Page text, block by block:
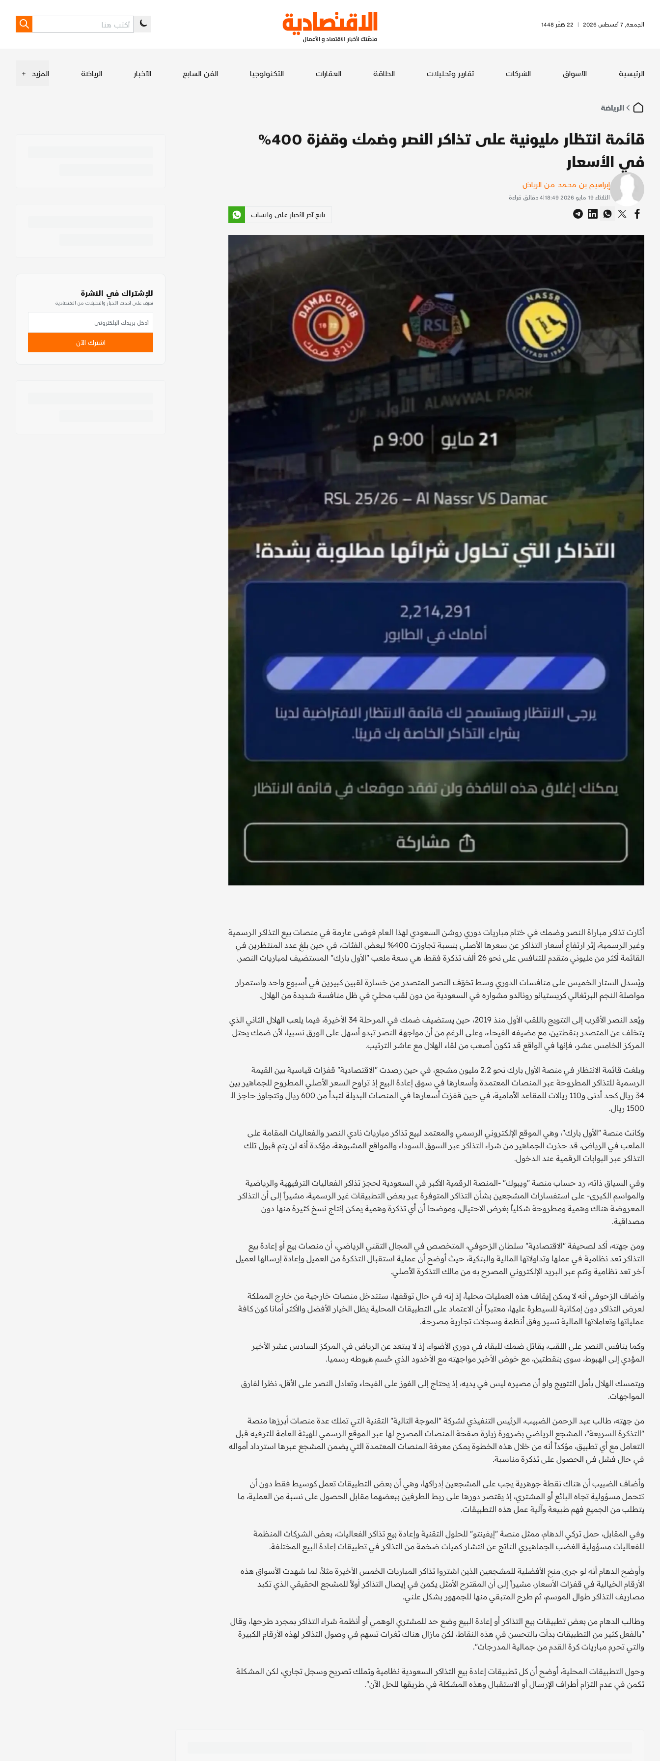
الجمعة, 7 أغسطس 2026 | 22 صَفَر 1448
الرئيسية الأسواق الشركات تقارير وتحليلات الطاقة العقارات التكنولوجيا الفن السابع الأخبار الرياضة المزيد +
الرياضة
قائمة انتظار مليونية على تذاكر النصر وضمك وقفزة 400%
في الأسعار
إبراهيم بن محمد من الرياض
الثلاثاء 19 مايو 2026 18:49 |
4 دقائق قراءة
تابع آخر الأخبار على واتساب
أثارت تذاكر مباراة النصر وضمك في ختام مباريات دوري روشن السعودي لهذا العام فوضى عارمة في منصات بيع التذاكر الرسمية
وغير الرسمية، إثر ارتفاع أسعار التذاكر عن سعرها الأصلي بنسبة تجاوزت 400% لبعض الفئات، في حين بلغ عدد المنتظرين في
القائمة أكثر من مليوني متقدم للتنافس على نحو 26 ألف تذكرة فقط، هي سعة ملعب "الأول بارك" المستضيف لمباريات النصر.
ويُسدل الستار الخميس على منافسات الدوري وسط تخوّف النصر المتصدر من خسارة لقبين كبيرين في أسبوع واحد واستمرار
مواصلة النجم البرتغالي كريستيانو رونالدو مشواره في السعودية من دون لقب محليّ في ظل منافسة شديدة من الهلال.
ويُعد النصر الأقرب إلى التتويج باللقب الأول منذ 2019، حين يستضيف ضمك في المرحلة 34 الأخيرة، فيما يلعب الهلال الثاني الذي
يتخلف عن المتصدر بنقطتين، مع مضيفه الفيحاء، وعلى الرغم من أن مواجهة النصر تبدو أسهل على الورق نسبيا، لأن ضمك يحتل
المركز الخامس عشر، فإنها في الواقع قد تكون أصعب من لقاء الهلال مع عاشر الترتيب.
وبلغت قائمة الانتظار في منصة الأول بارك نحو 2.2 مليون مشجع، في حين رصدت "الاقتصادية" قفزات قياسية بين القيمة
الرسمية للتذاكر المطروحة عبر المنصات المعتمدة وأسعارها في سوق إعادة البيع إذ تراوح السعر الأصلي المطروح للجماهير بين
34 ريال كحد أدنى و110 ريالات للمقاعد الأمامية، في حين قفزت أسعارها في المنصات البديلة لتبدأ من 600 ريال وتتجاوز حاجز الـ
1500 ريال.
وكانت منصة "الأول بارك"، وهي الموقع الإلكتروني الرسمي والمعتمد لبيع تذاكر مباريات نادي النصر والفعاليات المقامة على
الملعب في الرياض، قد حذرت الجماهير من شراء التذاكر عبر السوق السوداء والمواقع المشبوهة، مؤكدة أنه لن يتم قبول تلك
التذاكر عبر البوابات الرقمية عند الدخول.
وفي السياق ذاته، رد حساب منصة "ويبوك" -المنصة الرقمية الأكبر في السعودية لحجز تذاكر الفعاليات الترفيهية والرياضية
والمواسم الكبرى- على استفسارات المشجعين بشأن التذاكر المتوفرة عبر بعض التطبيقات غير الرسمية، مشيراً إلى أن التذاكر
المعروضة هناك وهمية ومطروحة شكلياً بغرض الاحتيال، وموضحا أن أي تذكرة وهمية يمكن إنتاج نسخ كثيرة منها دون
مصداقية.
ومن جهته، أكد لصحيفة "الاقتصادية" سلطان الزحوفي، المتخصص في المجال التقني الرياضي، أن منصات بيع أو إعادة بيع
التذاكر تعد نظامية في عملها وتداولاتها المالية والبنكية، حيث أوضح أن عملية استقبال التذكرة من العميل وإعادة إرسالها لعميل
آخر تعد نظامية وتتم عبر البريد الإلكتروني المصرح به من مالك التذكرة الأصلي.
وأضاف الزحوفي أنه لا يمكن إيقاف هذه العمليات محلياً، إذ إنه في حال توقفها، ستتدخل منصات خارجية من خارج المملكة
لعرض التذاكر دون إمكانية للسيطرة عليها، معتبراً أن الاعتماد على التطبيقات المحلية يظل الخيار الأفضل والأكثر أمانا كون كافة
عملياتها وتعاملاتها المالية تسير وفق أنظمة وسجلات تجارية مصرحة.
وكما ينافس النصر على اللقب، يقاتل ضمك للبقاء في دوري الأضواء، إذ لا يبتعد عن الرياض في المركز السادس عشر الأخير
المؤدي إلى الهبوط، سوى بنقطتين، مع خوض الأخير مواجهته مع الأخدود الذي حُسم هبوطه رسميا.
ويتمسك الهلال بأمل التتويج ولو أن مصيره ليس في يديه، إذ يحتاج إلى الفوز على الفيحاء وتعادل النصر على الأقل، نظرا لفارق
المواجهات.
من جهته، طالب عبد الرحمن الضبيب، الرئيس التنفيذي لشركة "الموجة التالية" التقنية التي تملك عدة منصات أبرزها منصة
"التذكرة السريعة"، المشجع الرياضي بضرورة زيارة صفحة المنصات المصرح لها عبر الموقع الرسمي للهيئة العامة للترفيه قبل
التعامل مع أي تطبيق، مؤكداً أنه من خلال هذه الخطوة يمكن معرفة المنصات المعتمدة التي يضمن المشجع عبرها استرداد أمواله
في حال فشل في الحصول على تذكرة مناسبة.
وأضاف الضبيب أن هناك نقطة جوهرية يجب على المشجعين إدراكها، وهي أن بعض التطبيقات تعمل كوسيط فقط دون أن
تتحمل مسؤولية تجاه البائع أو المشتري، إذ يقتصر دورها على ربط الطرفين ببعضهما مقابل الحصول على نسبة من العملية، ما
يتطلب من الجميع فهم طبيعة وآلية عمل هذه التطبيقات.
وفي المقابل، حمل تركي الدهام، ممثل منصة "إيفينتو" للحلول التقنية وإعادة بيع تذاكر الفعاليات، بعض الشركات المنظمة
للفعاليات مسؤولية الغضب الجماهيري الناتج عن انتشار كميات ضخمة من التذاكر في تطبيقات إعادة البيع المختلفة.
وأوضح الدهام أنه لو جرى منح الأفضلية للمشجعين الذين اشتروا تذاكر المباريات الخمس الأخيرة مثلاً، لما شهدت الأسواق هذه
الأرقام الخيالية في قفزات الأسعار، مشيراً إلى أن المقترح الأمثل يكمن في إيصال التذاكر أولاً للمشجع الحقيقي الذي تكبد
مصاريف التذاكر طوال الموسم، ثم طرح المتبقي منها للجمهور بشكل علني.
وطالب الدهام من بعض تطبيقات بيع التذاكر أو إعادة البيع وضع حد للمشتري الوهمي أو أنظمة شراء التذاكر بمجرد طرحها، وقال
"بالفعل كثير من التطبيقات بدأت بالتحسن في هذه النقاط، لكن مازال هناك ثغرات تسهم في وصول التذاكر لهذه الأرقام الكبيرة
والتي تحرم مباريات كرة القدم من جمالية المدرجات".
وحول التطبيقات المحلية، أوضح أن كل تطبيقات إعادة بيع التذاكر السعودية نظامية وتملك تصريح وسجل تجاري، لكن المشكلة
تكمن في عدم التزام أطراف الإرسال أو الاستقبال وهذه المشكلة في طريقها للحل الآن".
للإشتراك في النشرة
تعرف على أحدث الأخبار والتحليلات من الاقتصادية
اشترك الآن